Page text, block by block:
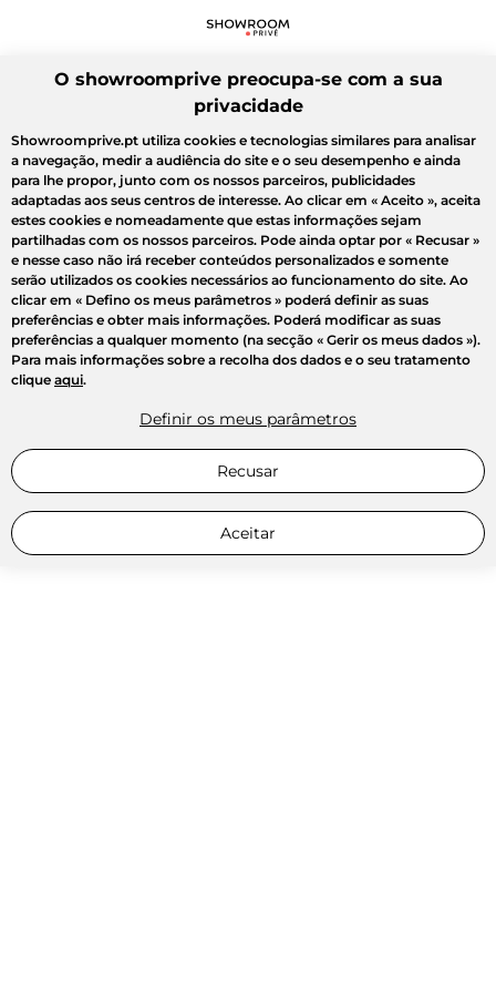
O showroomprive preocupa-se com a sua
privacidade
Showroomprive.pt utiliza cookies e tecnologias similares para analisar
a navegação, medir a audiência do site e o seu desempenho e ainda
para lhe propor, junto com os nossos parceiros, publicidades
adaptadas aos seus centros de interesse. Ao clicar em « Aceito », aceita
estes cookies e nomeadamente que estas informações sejam
partilhadas com os nossos parceiros. Pode ainda optar por « Recusar »
e nesse caso não irá receber conteúdos personalizados e somente
serão utilizados os cookies necessários ao funcionamento do site. Ao
clicar em « Defino os meus parâmetros » poderá definir as suas
preferências e obter mais informações. Poderá modificar as suas
preferências a qualquer momento (na secção « Gerir os meus dados »).
Para mais informações sobre a recolha dos dados e o seu tratamento
clique aqui.
Definir os meus parâmetros
Recusar
Aceitar